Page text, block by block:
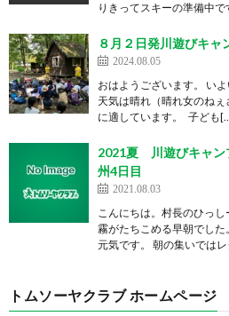
りきってスキーの準備中
８月２日発川遊びキャ
2024.08.05
おはようございます。 い
天気は晴れ（晴れ女のね
に適しています。 子ども
2021夏 川遊びキャン
州4日目
2021.08.03
こんにちは。村長のひっし
霧がたちこめる早朝でし
元気です。 朝の集いでは
トムソーヤクラブ ホームページ